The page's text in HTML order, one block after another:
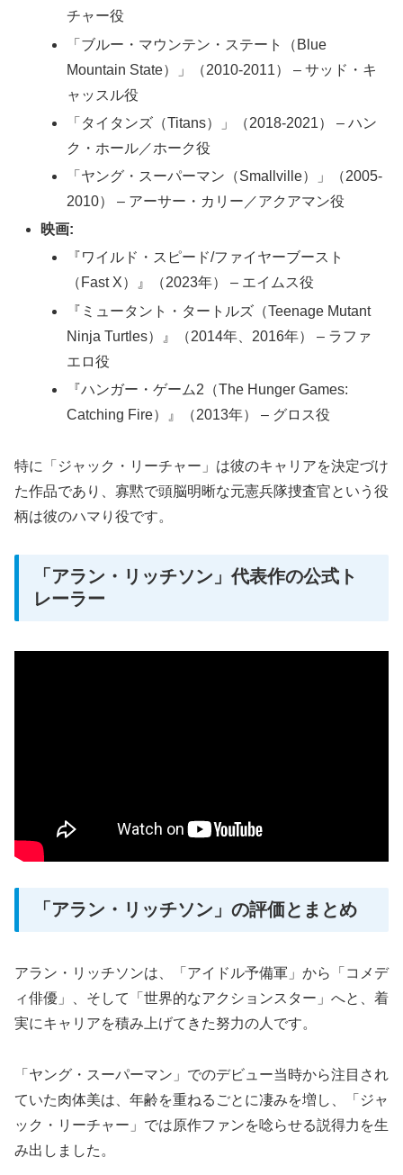
チャー役
「ブルー・マウンテン・ステート（Blue
Mountain State）」（2010-2011） – サッド・キ
ャッスル役
「タイタンズ（Titans）」（2018-2021） – ハン
ク・ホール／ホーク役
「ヤング・スーパーマン（Smallville）」（2005-
2010） – アーサー・カリー／アクアマン役
映画:
『ワイルド・スピード/ファイヤーブースト
（Fast X）』（2023年） – エイムス役
『ミュータント・タートルズ（Teenage Mutant
Ninja Turtles）』（2014年、2016年） – ラファ
エロ役
『ハンガー・ゲーム2（The Hunger Games:
Catching Fire）』（2013年） – グロス役
特に「ジャック・リーチャー」は彼のキャリアを決定づけ
た作品であり、寡黙で頭脳明晰な元憲兵隊捜査官という役
柄は彼のハマり役です。
「アラン・リッチソン」代表作の公式ト
レーラー
「アラン・リッチソン」の評価とまとめ
アラン・リッチソンは、「アイドル予備軍」から「コメデ
ィ俳優」、そして「世界的なアクションスター」へと、着
実にキャリアを積み上げてきた努力の人です。
「ヤング・スーパーマン」でのデビュー当時から注目され
ていた肉体美は、年齢を重ねるごとに凄みを増し、「ジャ
ック・リーチャー」では原作ファンを唸らせる説得力を生
み出しました。